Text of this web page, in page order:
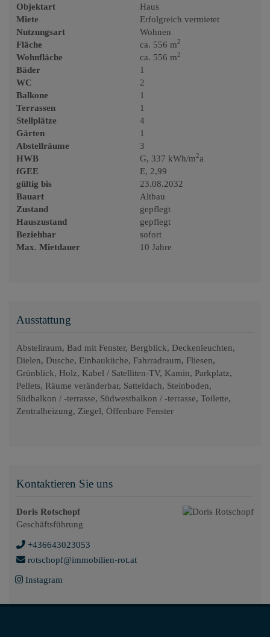
Objektart
Haus
Miete
Erfolgreich vermietet
Nutzungsart
Wohnen
Fläche
ca. 556 m2
Wohnfläche ca. 556 m2
Bäder
1
WC
2
Balkone
1
Terrassen
1
Stellplätze
4
Gärten
1
Abstellräume
3
HWB
G, 337 kWh/m2a
fGEE
E, 2,99
gültig bis
23.08.2032
Bauart
Altbau
Zustand
gepflegt
Hauszustand
gepflegt
Beziehbar
sofort
Max. Mietdauer
10 Jahre
Ausstattung
Abstellraum Bad mit Fenster Bergblick
Deckenleuchten
Dielen
Dusche Einbauküche Fahrradraum
Fliesen
Grünblick
Holz Kabel / Satelliten-TV Kamin
Parkplatz
Pellets
Räume veränderbar Satteldach
Steinboden
Südbalkon / -terrasse
Südwestbalkon / -terrasse Toilette
Zentralheizung
Ziegel Öffenbare Fenster
Kontaktieren Sie uns
Doris Rotschopf
Geschäftsführung
+436643023053
rotschopf@immobilien-rot.at
Instagram